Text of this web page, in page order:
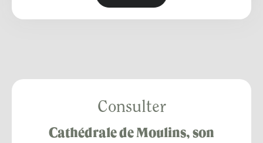
Consulter
Cathédrale de Moulins, son